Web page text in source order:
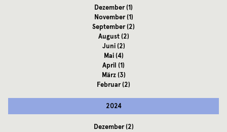
Dezember(1)
November(1)
September(2)
August(2)
Juni(2)
Mai(4)
April (1)
März(3)
Februar(2)
2024
Dezember(2)